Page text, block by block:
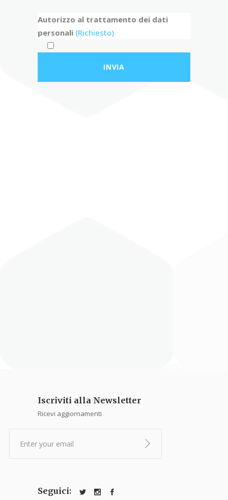
Autorizzo al trattamento dei dati
personali (Richiesto)
Iscriviti alla Newsletter
Ricevi aggiornamenti
Seguici: